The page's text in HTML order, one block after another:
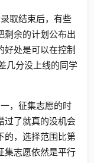
取结束后，有些
剩余的计划公布出
好处是可以在控制
几分没上线的同学
，征集志愿的时
过了就真的没机会
的，选择范围比第
集志愿依然是平行